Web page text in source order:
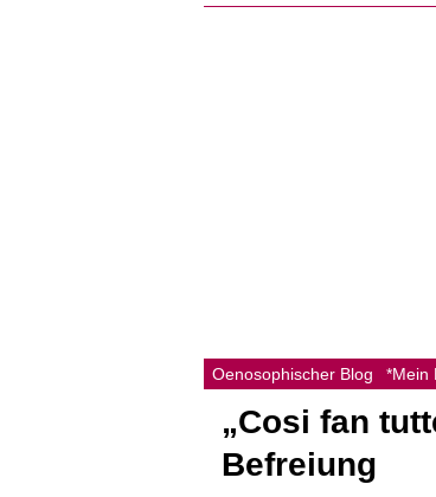
Oenosophischer Blog *Mein
„Cosi fan
Befreiung